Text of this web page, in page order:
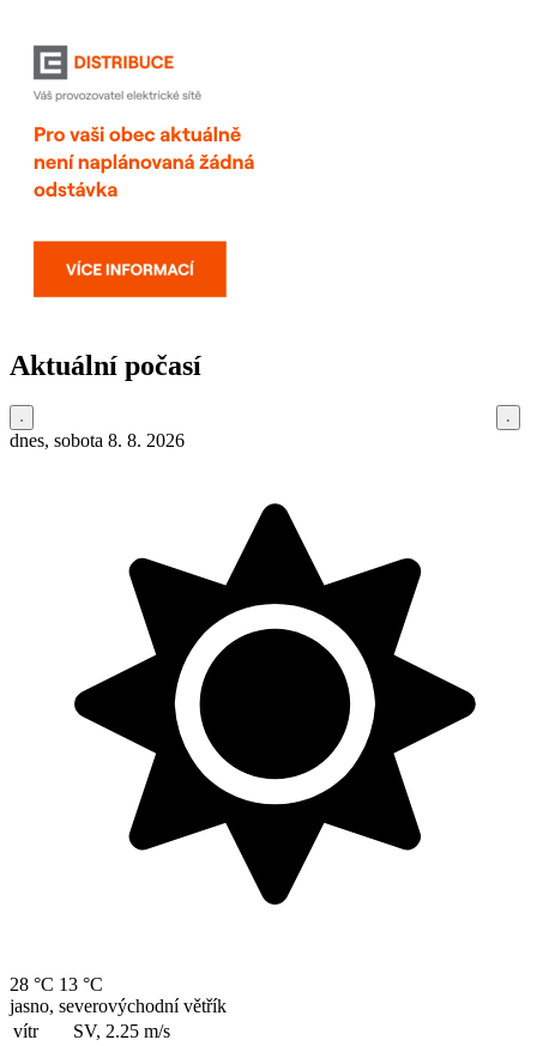
Aktuální počasí
dnes, sobota 8. 8. 2026
28 °C 13 °C
jasno, severovýchodní větřík
vítr
SV, 2.25 m/s